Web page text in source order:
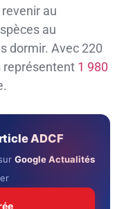
au
au
dormir. Avec 220
représentent 1 980
ADCF
Google Actualités